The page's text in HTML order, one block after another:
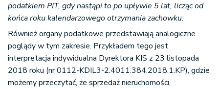
podatkiem PIT, gdy nastąpi to po upływie 5 lat, licząc od
końca roku kalendarzowego otrzymania zachowku.
Również organy podatkowe przedstawiają analogiczne
poglądy w tym zakresie. Przykładem tego jest
interpretacja indywidualna Dyrektora KIS z 23 listopada
2018 roku (nr 0112-KDIL3-2.4011.384.2018.1.KP), gdzie
możemy przeczytać, że sprzedaż nieruchomości,